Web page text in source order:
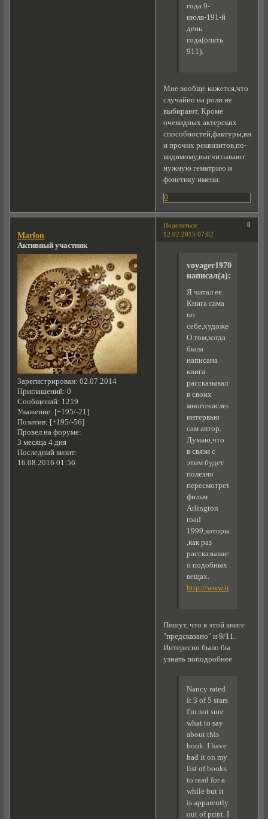
года 9-
июля-191-й
день
года(опять
911).
Мне вообще кажется,что
случайно на роли не
выбирают. Кроме
очевидных актерских
и прочих реквизитов,по-
видимому,высчитывают
нужную гематрию и
фонетику имени.
0
Поделиться
8
12.02.2015 07:02
Marlon
Активный участник
Зарегистрирован: 02.07.2014
Приглашений: 0
Сообщений: 1219
Уважение: [+195/-21]
Позитив: [+195/-56]
Провел на форуме:
3 месяца 4 дня
Последний визит:
16.08.2016 01:56
voyager1970
написал(а):
Я читал ее.
Книга сама
по
О том,когда
была
написана
книга
рассказывал
в своих
многочисленных
интервью
сам автор.
Думаю,что
в связи с
этим будет
полезно
пересмотреть
фильм
Arlington
road
1999,который
,как раз
рассказывает
о подобных
вещах.
http://www.imdb.com/
Пишут, что в этой книге
"предсказано" и 9/11.
Интересно было бы
узнать поподробнее
Nancy rated
it 3 of 5 stars
I'm not sure
what to say
about this
book. I have
had it on my
list of books
to read for a
while but it
is apparently
out of print. I